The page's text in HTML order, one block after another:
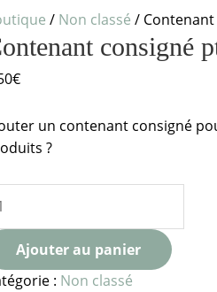
/ Non classé /
consigné
€
un contenant consigné
?
Ajouter au panier
: Non classé